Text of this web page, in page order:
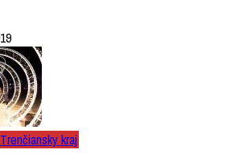
Trenčiansky kraj